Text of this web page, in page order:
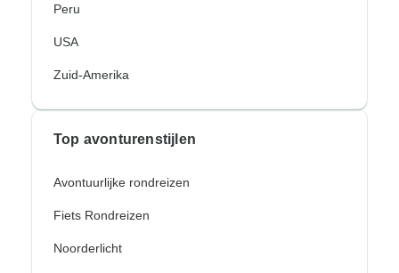
Peru
USA
Zuid-Amerika
Top avonturenstijlen
Avontuurlijke rondreizen
Fiets Rondreizen
Noorderlicht